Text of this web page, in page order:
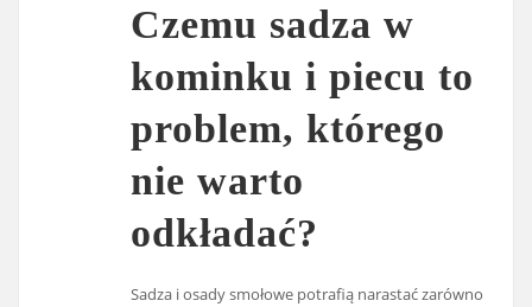
Czemu sadza w
kominku i piecu to
problem, którego
nie warto
odkładać?
Sadza i osady smołowe potrafią narastać zarówno